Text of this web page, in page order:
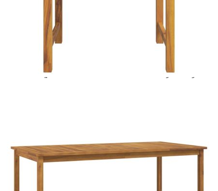
Предоставената таблица е с информационна цел.
Добавете продукта в количката си с бутона "Добави в
количката" и при поръчка ще можете да изберете броя
вноски на кредита.
Предоставената таблица е с информационна цел.
Добавете продукта в количката си с бутона "Добави в
количката" и при поръчка ще можете да изберете броя
поръчката без оскъпяване. За покупки на стойност до
400 лв. / €204,52
Плащане на 4 вноски. Заплащате 20% от стойността на
поръчката си на момента с карта. Останалата сума се